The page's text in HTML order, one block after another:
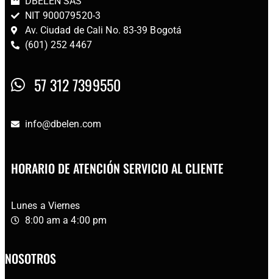
NIT 900079520-3
Av. Ciudad de Cali No. 83-39 Bogotá
(601) 252 4467
57 312 7399550
info@dbelen.com
HORARIO DE ATENCIÓN SERVICIO AL CLIENTE
Lunes a Viernes
8:00 am a 4:00 pm
NOSOTROS